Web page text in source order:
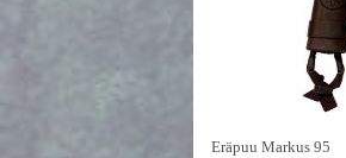
Eräpuu Markus 95